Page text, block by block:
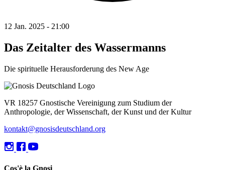
12 Jan. 2025 - 21:00
Das Zeitalter des Wassermanns
Die spirituelle Herausforderung des New Age
VR 18257 Gnostische Vereinigung zum Studium der
Anthropologie, der Wissenschaft, der Kunst und der Kultur
kontakt@gnosisdeutschland.org
Cos'è la Gnosi